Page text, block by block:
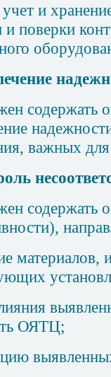
и
и поверки
содержать
важных
содержать
материалов,
ОЯТЦ;